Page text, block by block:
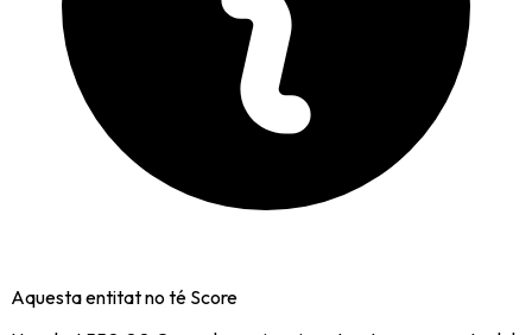
Aquesta entitat no té Score